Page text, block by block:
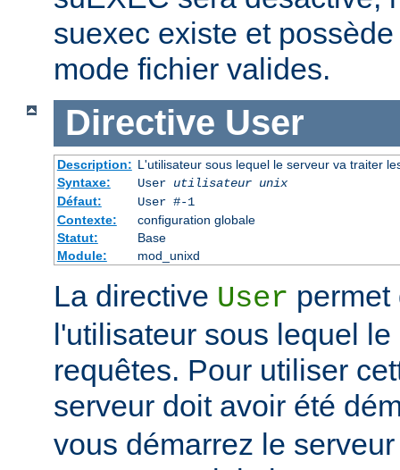
suexec existe et
mode fichier valides.
Directive User
Description: L'utilisateur sous lequel le serveur va traiter
Syntaxe:
User utilisateur unix
Défaut:
User #-1
Contexte:
configuration globale
Statut:
Base
Module:
mod_unixd
La directive User permet
l'utilisateur sous lequel
requêtes. Pour utiliser
serveur doit avoir été
vous démarrez le